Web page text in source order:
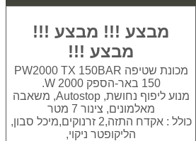
מבצע !!! מבצע !!!
מבצע !!!
מכונת שטיפה PW2000 TX 150BAR
150 באר-הספק W 2000.
מנוע ליפוף נחושת, Autostop, משאבה
מאלמונים, צינור 7 מטר
כולל : אקדח התזה,2 זרנוקים,מיכל סבון,
הליקופטר ניקוי,
149.00 ₪
סוללה MAKITA 1.5AH 18V BL1815N
170.00 ₪
2,350.00 ₪